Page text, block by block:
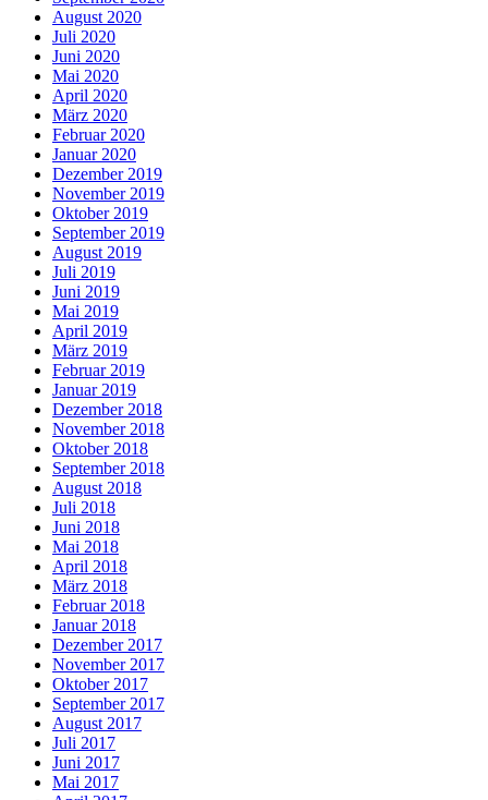
August 2020
Juli 2020
Juni 2020
Mai 2020
April 2020
März 2020
Februar 2020
Januar 2020
Dezember 2019
November 2019
Oktober 2019
September 2019
August 2019
Juli 2019
Juni 2019
Mai 2019
April 2019
März 2019
Februar 2019
Januar 2019
Dezember 2018
November 2018
Oktober 2018
September 2018
August 2018
Juli 2018
Juni 2018
Mai 2018
April 2018
März 2018
Februar 2018
Januar 2018
Dezember 2017
November 2017
Oktober 2017
September 2017
August 2017
Juli 2017
Juni 2017
Mai 2017